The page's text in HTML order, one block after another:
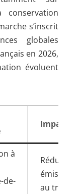
s’inscrit
globales
en 2026,
évoluent
Impact
à
de-
Réduction
émissions
au